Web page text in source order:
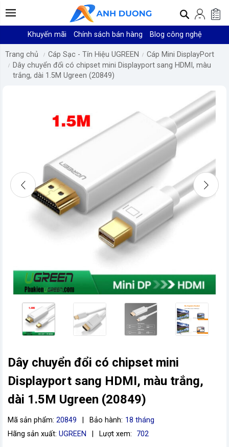
Khuyến mãi Chính sách bán hàng Blog công nghệ
Trang chủ Cáp Sạc - Tín Hiệu UGREEN
Cáp Mini DisplayPort
Dây chuyển đổi có chipset mini Displayport sang HDMI, màu
trắng, dài 1.5M Ugreen (20849)
Dây chuyển đổi có chipset mini
Displayport sang HDMI, màu trắng,
dài 1.5M Ugreen (20849)
Mã sản phẩm: 20849 Bảo hành: 18 tháng
Hãng sản xuất: UGREEN Lượt xem: 702